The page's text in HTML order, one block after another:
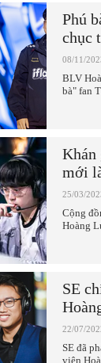
Phú
chục
08/11/
BLV
bà" fan
Khán
mới
25/03/
Cộng
Hoàng
SE
22/07/
SE đã
viên